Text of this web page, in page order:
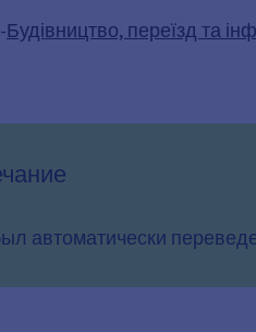
-Будівництво, переїзд та
автоматически